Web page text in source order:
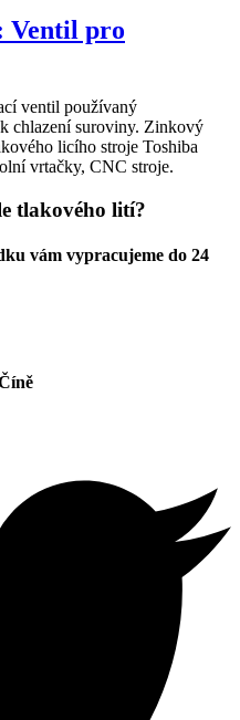
Ventil pro
ventil používaný
chlazení suroviny. Zinkový
licího stroje Toshiba
vrtačky, CNC stroje.
tlakového lití?
vám vypracujeme do 24